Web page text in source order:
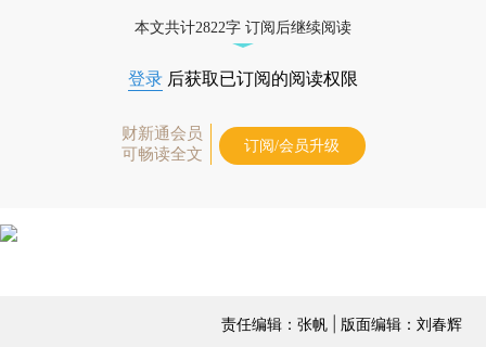
本文共计2822字 订阅后继续阅读
登录 后获取已订阅的阅读权限
财新通会员
可畅读全文
订阅/会员升级
责任编辑：张帆 | 版面编辑：刘春辉